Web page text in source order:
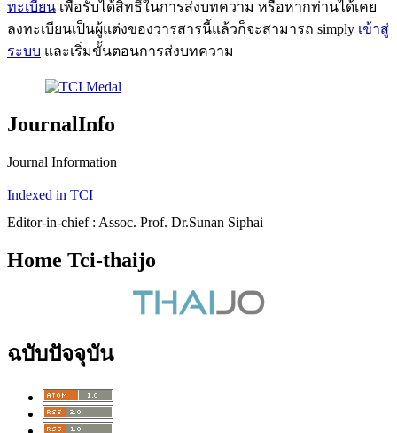
ทะเบียน เพื่อรับได้สิทธิ์ในการส่งบทความ หรือหากท่านได้เคย
ลงทะเบียนเป็นผู้แต่งของวารสารนี้แล้วก็จะสามารถ simply เข้าสู่
ระบบ และเริ่มขั้นตอนการส่งบทความ
JournalInfo
Journal Information
Indexed in TCI
Editor-in-chief : Assoc. Prof. Dr.Sunan Siphai
Home Tci-thaijo
ฉบับปัจจุบัน